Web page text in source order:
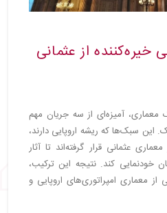
از عثمانی
معماری، آمیزه‌ای از سه جریان مهم
این سبک‌ها که ریشه اروپایی دارند،
عثمانی قرار گرفته‌اند تا آثار
خودنمایی کند. نتیجه این ترکیب،
معماری امپراتوری‌های اروپایی و